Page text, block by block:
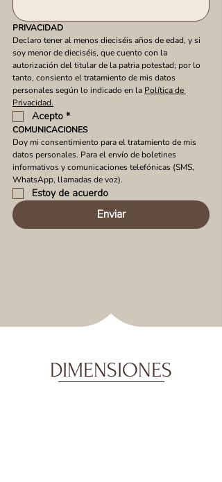
PRIVACIDAD
Declaro tener al menos dieciséis años de edad, y si
soy menor de dieciséis, que cuento con la
autorización del titular de la patria potestad; por lo
tanto, consiento el tratamiento de mis datos
personales según lo indicado en la Política de
Privacidad.
Acepto *
COMUNICACIONES
Doy mi consentimiento para el tratamiento de mis
datos personales. Para el envío de boletines
informativos y comunicaciones telefónicas (SMS,
WhatsApp, llamadas de voz).
Estoy de acuerdo
Enviar
DIMENSIONES